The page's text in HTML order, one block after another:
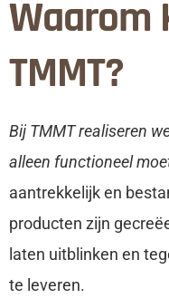
Waarom
TMMT?
Bij TMMT realiseren
alleen functioneel
aantrekkelijk en
producten zijn
laten uitblinken en
te leveren.